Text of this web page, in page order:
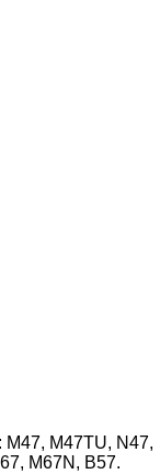
M47TU, N47,
M67N, B57.